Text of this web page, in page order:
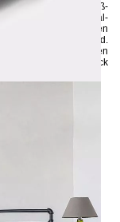
mit Temperguß-
einzigartigen Industrial-
Lofts und kultigen
Möbelstücken sind.
Farben
durchsichtigem Lack